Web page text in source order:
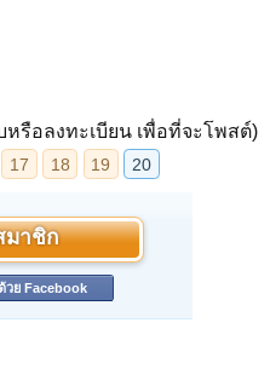
รือลงทะเบียน เพื่อที่จะโพสต์)
มาชิก
วย Facebook